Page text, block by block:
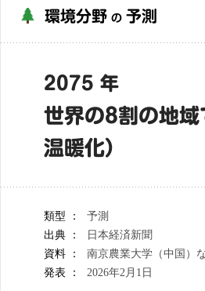
環境分野 の 予測
2075 年
世界の8割の地
温暖化）
類型 ：
予測
出典 ：
日本経済新聞
資料 ：
南京農業大学（中国）
発表 ：
2026年2月1日